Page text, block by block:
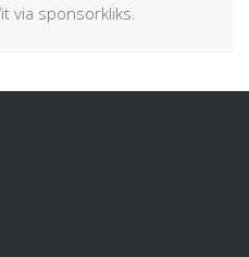
via sponsorkliks.